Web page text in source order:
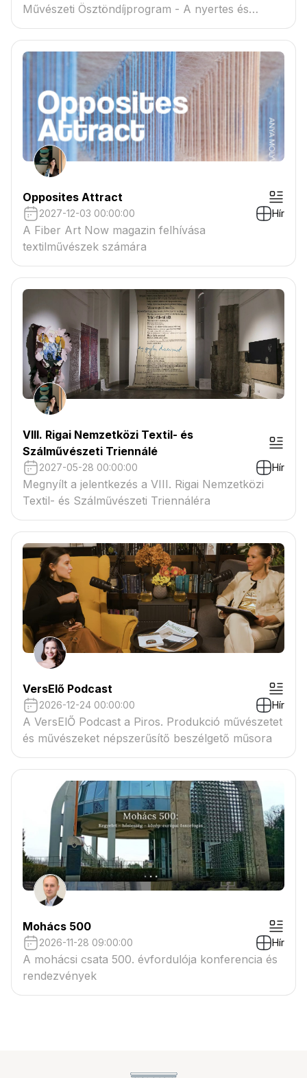
Művészeti Ösztöndíjprogram - A nyertes és
tartaléklistás pályázók névsora megtekinthető a
csatolmányban
Opposites Attract
2027-12-03 00:00:00 Hír
A Fiber Art Now magazin felhívása
textilművészek számára
VIII. Rigai Nemzetközi Textil- és
Szálművészeti Triennálé
2027-05-28 00:00:00 Hír
Megnyílt a jelentkezés a VIII. Rigai Nemzetközi
Textil- és Szálművészeti Triennáléra
VersElő Podcast
2026-12-24 00:00:00 Hír
A VersElŐ Podcast a Piros. Produkció művészetet
és művészeket népszerűsítő beszélgető műsora
Mohács 500
2026-11-28 09:00:00 Hír
A mohácsi csata 500. évfordulója konferencia és
rendezvények